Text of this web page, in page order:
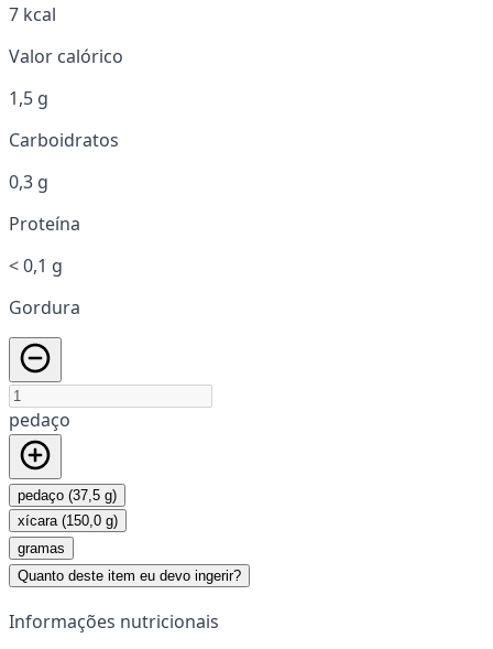
7 kcal
Valor calórico
1,5 g
Carboidratos
0,3 g
Proteína
< 0,1 g
Gordura
pedaço
pedaço (37,5 g)
xícara (150,0 g)
gramas
Quanto deste item eu devo ingerir?
Informações nutricionais